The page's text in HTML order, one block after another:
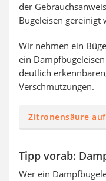
der
Bügeleisen gereinigt
Wir nehmen ein
ein
deutlich
Verschmutzungen.
Zitronensäure
Tipp vorab:
Wer ein